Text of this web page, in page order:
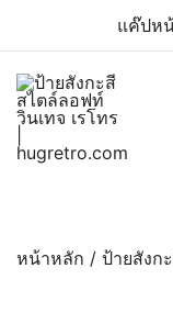
content
แค๊ปห
O8664277II
หน้าหลัก / ป้ายสังก